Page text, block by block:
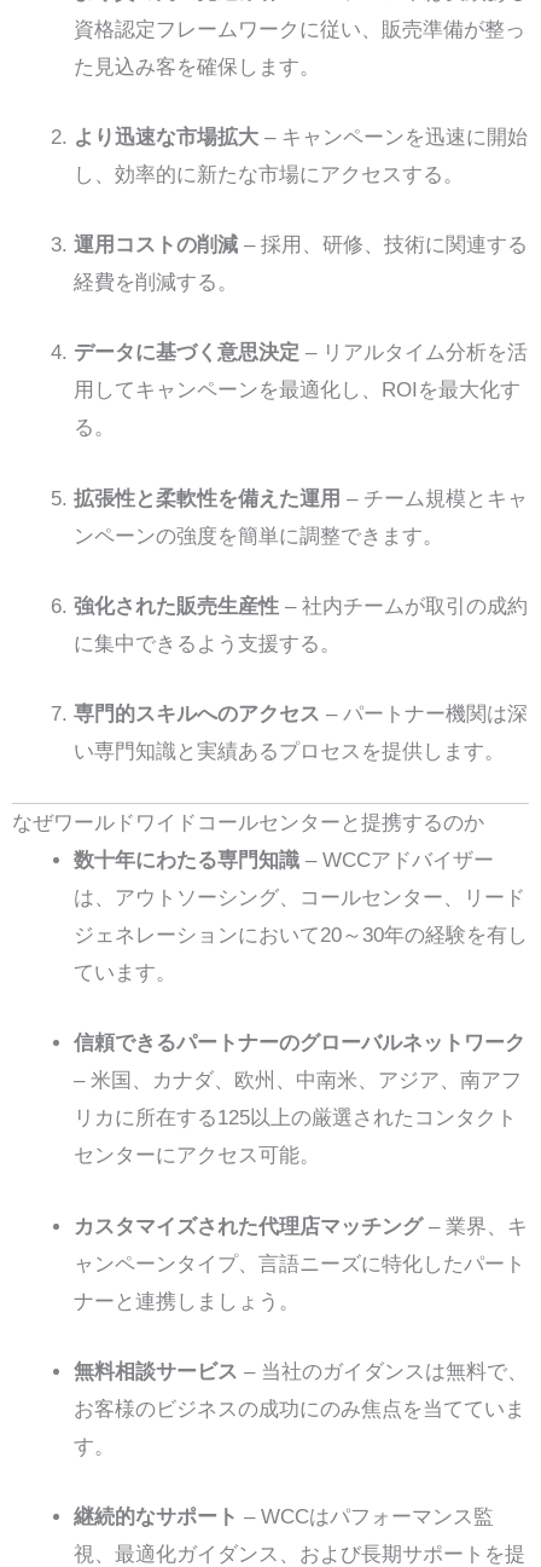
資格認定フレームワークに従い、販売準備が整っ
た見込み客を確保します。
より迅速な市場拡大 – キャンペーンを迅速に開始
し、効率的に新たな市場にアクセスする。
運用コストの削減 – 採用、研修、技術に関連する
経費を削減する。
データに基づく意思決定 – リアルタイム分析を活
用してキャンペーンを最適化し、ROIを最大化す
る。
拡張性と柔軟性を備えた運用 – チーム規模とキャ
ンペーンの強度を簡単に調整できます。
強化された販売生産性 – 社内チームが取引の成約
に集中できるよう支援する。
専門的スキルへのアクセス – パートナー機関は深
い専門知識と実績あるプロセスを提供します。
なぜワールドワイドコールセンターと提携するのか
数十年にわたる専門知識 – WCCアドバイザー
は、アウトソーシング、コールセンター、リード
ジェネレーションにおいて20～30年の経験を有し
ています。
信頼できるパートナーのグローバルネットワーク
– 米国、カナダ、欧州、中南米、アジア、南アフ
リカに所在する125以上の厳選されたコンタクト
センターにアクセス可能。
カスタマイズされた代理店マッチング– 業界、キ
ャンペーンタイプ、言語ニーズに特化したパート
ナーと連携しましょう。
無料相談サービス – 当社のガイダンスは無料で、
お客様のビジネスの成功にのみ焦点を当てていま
す。
継続的なサポート – WCCはパフォーマンス監
視、最適化ガイダンス、および長期サポートを提